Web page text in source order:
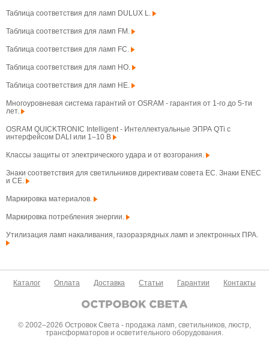
Таблица соответствия для ламп DULUX L.
Таблица соответствия для ламп FM.
Таблица соответствия для ламп FC.
Таблица соответствия для ламп HO.
Таблица соответствия для ламп HE.
Многоуровневая система гарантий от OSRAM - гарантия от 1-го до 5-ти
лет.
OSRAM QUICKTRONIC Intelligent - Интеллектуальные ЭПРА QTi с
интерфейсом DALI или 1–10 В
Классы защиты от электрического удара и от возгорания.
Знаки соответствия для светильников директивам совета ЕС. Знаки ENEC
и CE.
Маркировка материалов.
Маркировка потребления энергии.
Утилизация ламп накаливания, газоразрядных ламп и электронных ПРА.
Каталог Оплата Доставка Статьи Гарантии Контакты
© 2002–2026 Островок Света - продажа ламп, светильников, люстр,
трансформаторов и осветительного оборудования.